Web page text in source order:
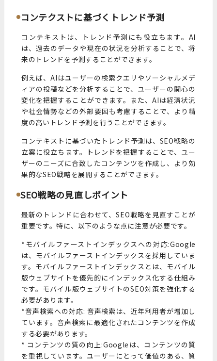
コンテクストに基づくトレンド予測
コンテキストは、トレンド予測にも役立ちます。AI
は、過去のデータや現在の状況を分析することで、将
来のトレンドを予測することができます。
例えば、AIはユーザーの検索クエリやソーシャルメデ
ィアの投稿などを分析することで、ユーザーの関心の
変化を把握することができます。また、AIは経済状況
や社会情勢などの外部要因も考慮することで、より精
度の高いトレンド予測を行うことができます。
コンテキストに基づいたトレンド予測は、SEO戦略の
立案に役立ちます。トレンドを把握することで、ユー
ザーのニーズに合致したコンテンツを作成し、より効
果的なSEO戦略を展開することができます。
SEO戦略の見直しポイント
最新のトレンドに合わせて、SEO戦略を見直すことが
重要です。特に、以下のような点に注意が必要です。
*モバイルファーストインデックスへの対応:Google
は、モバイルファーストインデックスを採用していま
す。モバイルファーストインデックスとは、モバイル
版ウェブサイトを優先的にインデックス化する仕組み
です。モバイル版ウェブサイトのSEO対策を強化する
必要があります。
*音声検索への対応: 音声検索は、近年利用者が増加し
ています。音声検索に最適化されたコンテンツを作成
する必要があります。
* コンテンツの質の向上:Googleは、コンテンツの質
を重視しています。ユーザーにとって価値のある、質